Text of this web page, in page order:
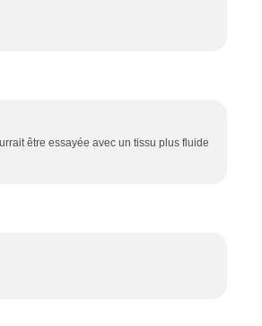
être essayée avec un tissu plus fluide